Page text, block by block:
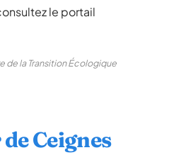
le portail
de la Transition Écologique
Ceignes